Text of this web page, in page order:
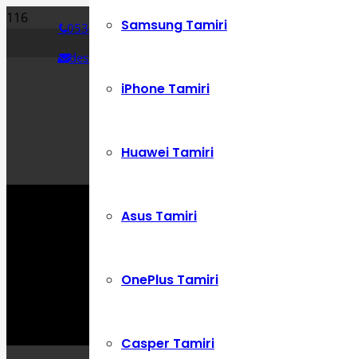
0534 392 72 86
destek@cepustam.com
Samsung Tamiri
iPhone Tamiri
Huawei Tamiri
Asus Tamiri
OnePlus Tamiri
Casper Tamiri